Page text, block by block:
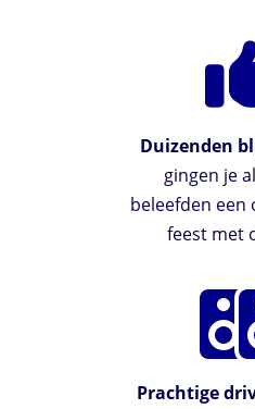
Duizenden
gingen je
beleefden een
feest met
Prachtige